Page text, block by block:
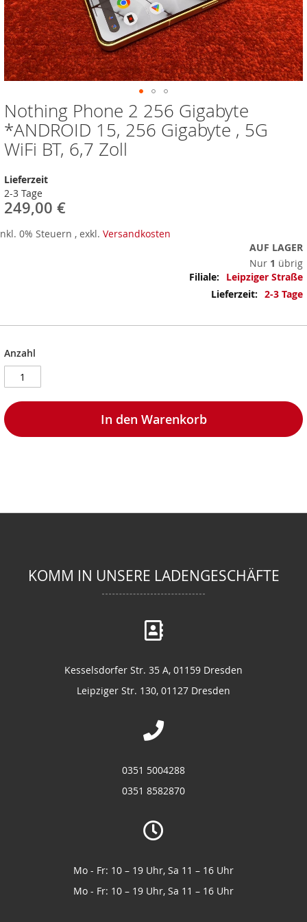
Nothing Phone 2 256 Gigabyte
*ANDROID 15, 256 Gigabyte , 5G
WiFi BT, 6,7 Zoll
Lieferzeit
2-3 Tage
249,00 €
0% Steuern , exkl. Versandkosten
AUF LAGER
Nur 1 übrig
Mehr
Informationen
Leipziger Straße
2-3 Tage
Anzahl
In den Warenkorb
Zum
Anfang
der
Bildergalerie
KOMM IN UNSERE LADENGESCHÄFTE
Kesselsdorfer Str. 35 A, 01159 Dresden
Leipziger Str. 130, 01127 Dresden
0351 5004288
0351 8582870
Mo - Fr: 10 – 19 Uhr, Sa 11 – 16 Uhr
Mo - Fr: 10 – 19 Uhr, Sa 11 – 16 Uhr